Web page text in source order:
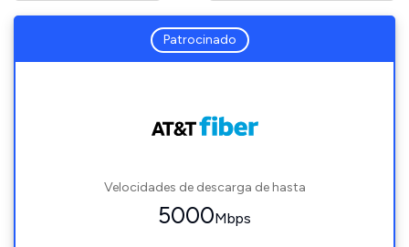
Patrocinado
Velocidades de descarga de hasta
5000Mbps